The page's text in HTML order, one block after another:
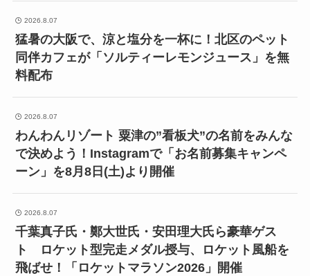
2026.8.07
猛暑の大阪で、涼と塩分を一杯に！北区のペット
同伴カフェが「ソルティーレモンジュース」を無
料配布
2026.8.07
わんわんリゾート 粟津の”看板犬”の名前をみんな
で決めよう！Instagramで「お名前募集キャンペ
ーン」を8月8日(土)より開催
2026.8.07
千葉真子氏・鄭大世氏・安田理大氏ら豪華ゲス
ト ロケット型完走メダル授与、ロケット風船を
飛ばせ！「ロケットマラソン2026」開催